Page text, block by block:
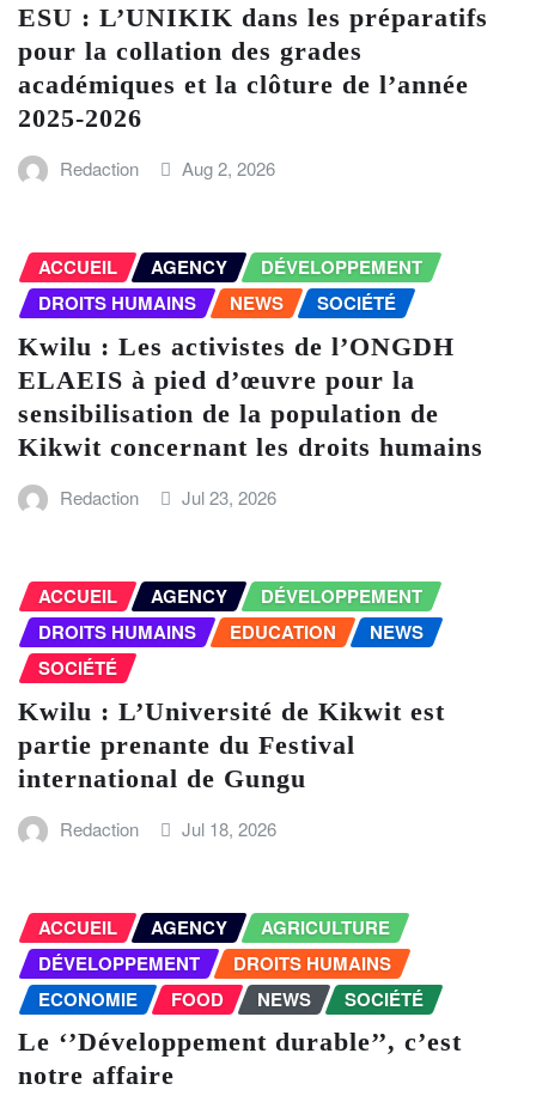
ESU : L’UNIKIK dans les préparatifs
pour la collation des grades
académiques et la clôture de l’année
2025-2026
Redaction Aug 2, 2026
ACCUEIL AGENCY
DÉVELOPPEMENT
DROITS HUMAINS
NEWS SOCIÉTÉ
Kwilu : Les activistes de l’ONGDH
ELAEIS à pied d’œuvre pour la
sensibilisation de la population de
Kikwit concernant les droits humains
Redaction Jul 23, 2026
ACCUEIL AGENCY
DÉVELOPPEMENT
DROITS HUMAINS
EDUCATION
NEWS
SOCIÉTÉ
Kwilu : L’Université de Kikwit est
partie prenante du Festival
international de Gungu
Redaction Jul 18, 2026
ACCUEIL AGENCY
AGRICULTURE
DÉVELOPPEMENT
DROITS HUMAINS
ECONOMIE
FOOD NEWS SOCIÉTÉ
Le ‘’Développement durable’’, c’est
notre affaire